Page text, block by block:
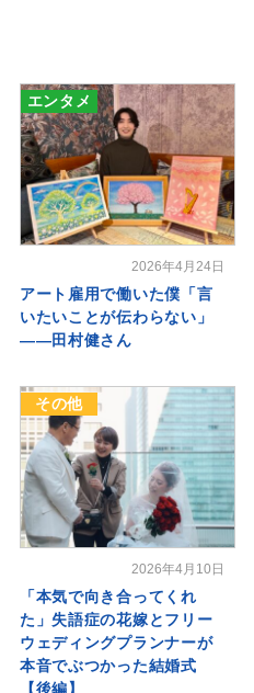
エンタメ
2026年4月24日
アート雇用で働いた僕「言
いたいことが伝わらない」
――田村健さん
その他
2026年4月10日
「本気で向き合ってくれ
た」失語症の花嫁とフリー
ウェディングプランナーが
本音でぶつかった結婚式
【後編】